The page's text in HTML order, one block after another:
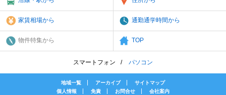
家賃相場から 通勤通学時間から
物件特集から TOP
スマートフォン パソコン
地域一覧 アーカイブ
サイトマップ
個人情報
免責 お問合せ 会社案内